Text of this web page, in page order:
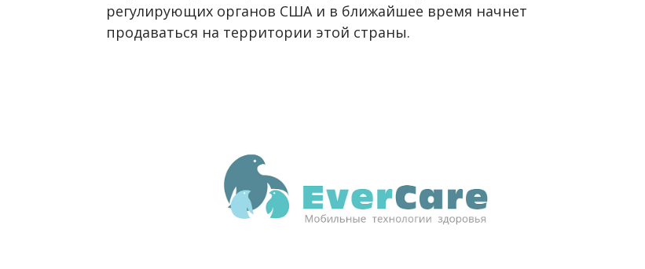
регулирующих органов США и в ближайшее время начнет
продаваться на территории этой страны.